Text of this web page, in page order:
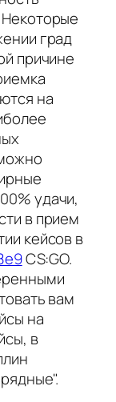
град
причине
на
удачи,
в прием
кейсов в
CS:GO.
вам
на
в